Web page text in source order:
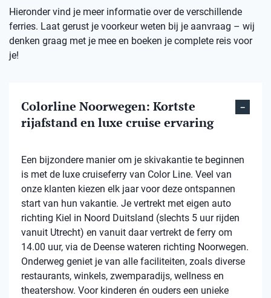
Hieronder vind je meer informatie over de verschillende
ferries. Laat gerust je voorkeur weten bij je aanvraag – wij
denken graag met je mee en boeken je complete reis voor
je!
Colorline Noorwegen: Kortste
rijafstand en luxe cruise ervaring
Een bijzondere manier om je skivakantie te beginnen
is met de luxe cruiseferry van Color Line. Veel van
onze klanten kiezen elk jaar voor deze ontspannen
start van hun vakantie. Je vertrekt met eigen auto
richting Kiel in Noord Duitsland (slechts 5 uur rijden
vanuit Utrecht) en vanuit daar vertrekt de ferry om
14.00 uur, via de Deense wateren richting Noorwegen.
Onderweg geniet je van alle faciliteiten, zoals diverse
restaurants, winkels, zwemparadijs, wellness en
theatershow. Voor kinderen én ouders een unieke